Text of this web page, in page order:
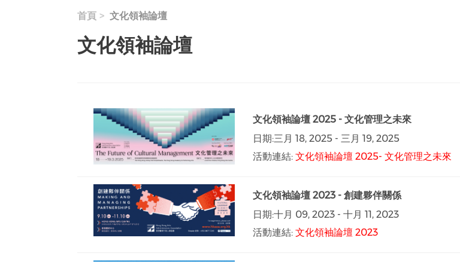
首頁 文化領袖論壇
文化領袖論壇
文化領袖論壇 2025 - 文化管理之未來
日期:三月 18, 2025- 三月 19, 2025
活動連結: 文化領袖論壇 2025- 文化管理之未來
文化領袖論壇 2023 - 創建夥伴關係
日期:十月 09, 2023- 十月 11, 2023
活動連結: 文化領袖論壇 2023